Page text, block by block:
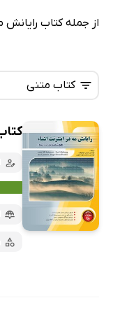
از جمله کتاب رایانش
کتاب متنی
همه کتاب‌ها
کتاب‌های صوتی
کتاب‌های متنی